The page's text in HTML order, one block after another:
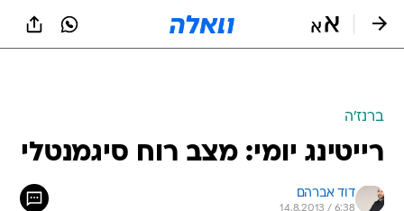
ברנז'ה
רייטינג יומי: מצב רוח סיגמנטלי
דוד אברהם
14.8.2013 / 6:38